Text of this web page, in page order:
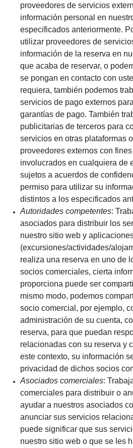
proveedores de servicios
información personal en
especificados anteriormente.
utilizar proveedores de
información de la reserva en
que acaba de reservar, o
se pongan en contacto con
requiera, también podemos
servicios de pago externos
garantías de pago. También
publicitarias de terceros para
servicios en otras plataformas
proveedores externos con
involucrados en cualquiera de
sujetos a acuerdos de
permiso para utilizar su
distintos a los especificados
Autoridades competentes:
asociados para distribuir los
nuestro sitio web y
(excursiones/actividades/
realiza una reserva en uno de
socios comerciales, cierta
proporciona puede ser
mismo modo, podemos
socio comercial, por ejemplo,
administración de su cuenta,
reserva, para que puedan
relacionadas con su reserva y
este contexto, su información
privacidad de dichos socios
Asociados comerciales:
comerciales para distribuir o
ayudar a nuestros asociados
anunciar sus servicios
puede significar que sus
nuestro sitio web o que se les